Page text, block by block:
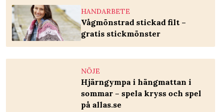
HANDARBETE
Vågmönstrad stickad filt –
gratis stickmönster
NÖJE
Hjärngympa i hängmattan i
sommar – spela kryss och spel
på allas.se